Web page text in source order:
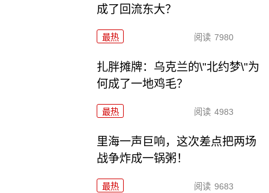
成了回流东大？
最热 阅读 7980
扎胖摊牌：乌克兰的\"北约梦\"为
何成了一地鸡毛？
最热 阅读 4983
里海一声巨响，这次差点把两场
战争炸成一锅粥！
最热 阅读 9683